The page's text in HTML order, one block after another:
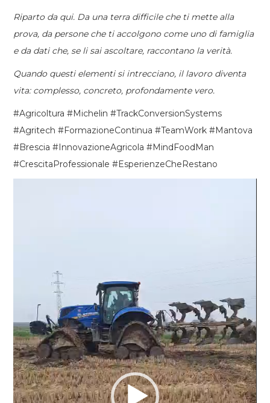
Riparto da qui. Da una terra difficile che ti mette alla
prova, da persone che ti accolgono come uno di famiglia
e da dati che, se li sai ascoltare, raccontano la verità.
Quando questi elementi si intrecciano, il lavoro diventa
vita: complesso, concreto, profondamente vero.
#Agricoltura #Michelin #TrackConversionSystems
#Agritech #FormazioneContinua #TeamWork #Mantova
#Brescia #InnovazioneAgricola #MindFoodMan
#CrescitaProfessionale #EsperienzeCheRestano